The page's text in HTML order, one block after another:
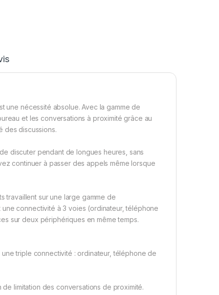
une nécessité absolue. Avec la gamme de
et les conversations à proximité grâce au
des discussions.
discuter pendant de longues heures, sans
continuer à passer des appels même lorsque
travaillent sur une large gamme de
connectivité à 3 voies (ordinateur, téléphone
sur deux périphériques en même temps.
triple connectivité : ordinateur, téléphone de
limitation des conversations de proximité.